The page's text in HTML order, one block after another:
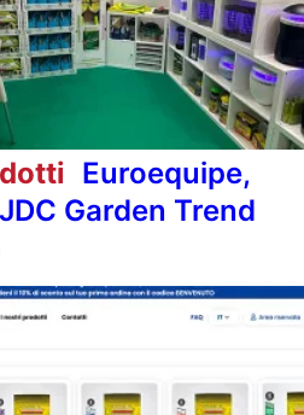
Euroequipe,
Garden Trend